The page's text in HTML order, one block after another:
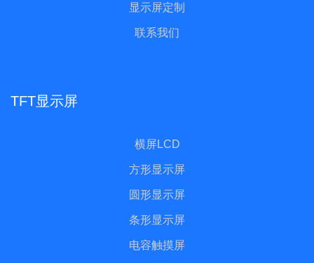
显示屏定制
联系我们
TFT显示屏
横屏LCD
方形显示屏
圆形显示屏
条形显示屏
电容触摸屏